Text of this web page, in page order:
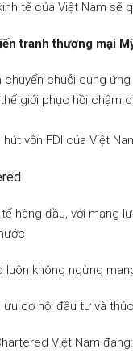
tế của Việt Nam sẽ
tranh thương mại
chuyển chuỗi cung
giới phục hồi chậm
hút vốn FDI của Việt
hàng đầu, với mạng
luôn không ngừng
ưu cơ hội đầu tư và
Việt Nam đang: